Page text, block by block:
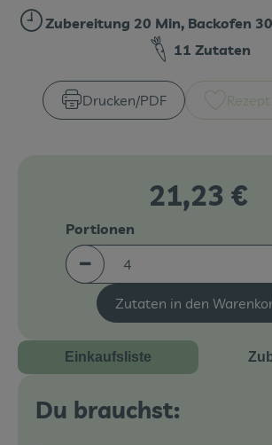
Service
Veranstaltungen
Zubreitungszeit:
Zubereitung 20 Min, Backofen
11 Zutaten
Drucken​/​PDF
21,23 €
Portionen verringern
Portionen
Zutaten in den
Einkaufsliste
Du brauchst: